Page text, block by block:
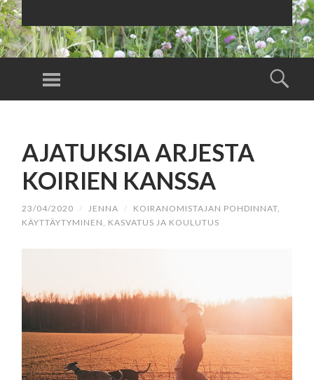
Valikko
AJATUKSIA ARJESTA
KOIRIEN KANSSA
23/04/2020 / JENNA / KOIRANOMISTAJAN POHDINNAT,
KÄYTTÄYTYMINEN, KASVATUS JA KOULUTUS